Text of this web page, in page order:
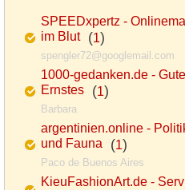
SPEEDxpertz -
im Blut(1)
spengler72@googlemail.com
1000-gedanken.de -
Ernstes (1)
Barbara
argentinien.online -
und Fauna (1)
Paco de Buenos Aires
KieuFashionArt.de -